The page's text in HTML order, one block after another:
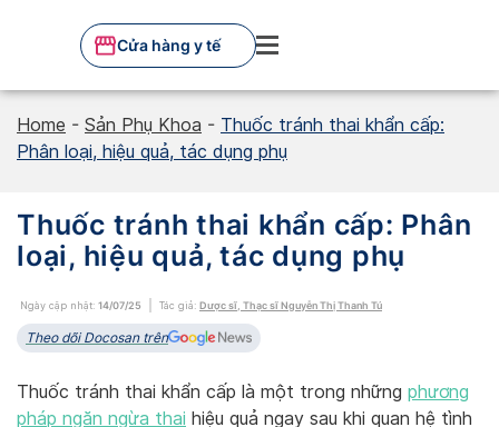
Cửa hàng y tế
Home - Sản Phụ Khoa - Thuốc tránh thai khẩn cấp:
Phân loại, hiệu quả, tác dụng phụ
Thuốc tránh thai khẩn cấp: Phân
loại, hiệu quả, tác dụng phụ
Ngày cập nhật: 14/07/25 Tác giả: Dược sĩ, Thạc sĩ Nguyễn Thị Thanh Tú
Theo dõi Docosan trên
Thuốc tránh thai khẩn cấp là một trong những phương
pháp ngăn ngừa thai hiệu quả ngay sau khi quan hệ tình